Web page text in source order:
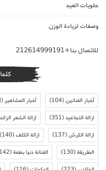
حلويات العيد
وصفات لزيادة الوزن
للاتصال بنا+212614999191
أخبار الفنانين(104) أخبار المشاهير(118)
ازالة التجاعيد(351) ازالة الشعر الزائد
ازالة الكرش(137) ازالة الكلف(140)
الطريقة(130) الفنانة دنيا بطمة(142)